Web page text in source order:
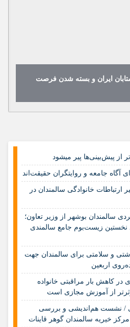
ایران و بسته شدن فرصت
از پیش‌بینی‌ها پیر میشود
آگاه جامعه و روایتگران حقیقت‌اند
خانوادگی سالمندان در
سالمندان بوشهر از وزیر تعاون؛
نخستین زیست‌بوم جامع سالمندی
و سلامتی برای سالمندان جهت
اربعین
کاهش بار مراقبتی خانواده
از آموزش مجازی است
/ نشست هم‌اندیشی و بررسی
خیریه سالمندان گوهر قاینات